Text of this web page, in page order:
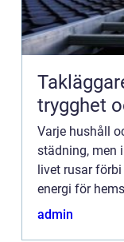
Takläggare i
trygghet
Varje hushåll
städning, men
livet rusar
energi för
...
admin